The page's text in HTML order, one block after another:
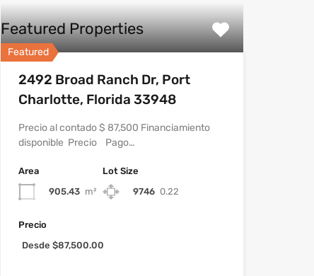
Featured Properties
Featured
2492 Broad Ranch Dr, Port
Charlotte, Florida 33948
Precio al contado $ 87,500 Financiamiento
disponible Precio Pago…
Area
905.43 m²
Lot Size
9746 0.22
Precio
Desde $87,500.00